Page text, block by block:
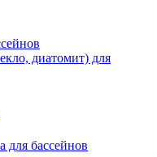
диатомит) для
для бассейнов